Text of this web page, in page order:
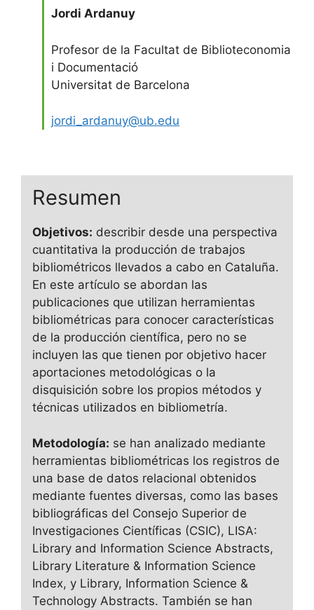
Jordi Ardanuy
Profesor de la Facultat de Biblioteconomia
i Documentació
Universitat de Barcelona
jordi_ardanuy@ub.edu
Resumen
Objetivos: describir desde una perspectiva
cuantitativa la producción de trabajos
bibliométricos llevados a cabo en Cataluña.
En este artículo se abordan las
publicaciones que utilizan herramientas
bibliométricas para conocer características
de la producción científica, pero no se
incluyen las que tienen por objetivo hacer
aportaciones metodológicas o la
disquisición sobre los propios métodos y
técnicas utilizados en bibliometría.
Metodología: se han analizado mediante
herramientas bibliométricas los registros de
una base de datos relacional obtenidos
mediante fuentes diversas, como las bases
bibliográficas del Consejo Superior de
Investigaciones Científicas (CSIC), LISA:
Library and Information Science Abstracts,
Library Literature & Information Science
Index, y Library, Information Science &
Technology Abstracts. También se han